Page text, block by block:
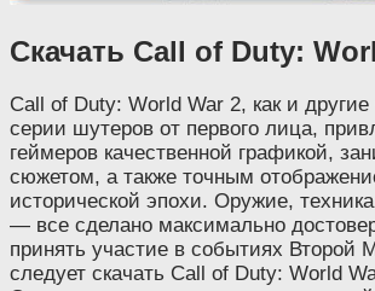
Скачать Call of Duty:
Call of Duty: World War 2, как и другие
серии шутеров от первого лица,
геймеров качественной графикой,
сюжетом, а также точным
исторической эпохи. Оружие,
— все сделано максимально
принять участие в событиях Второй
следует скачать Call of Duty: World